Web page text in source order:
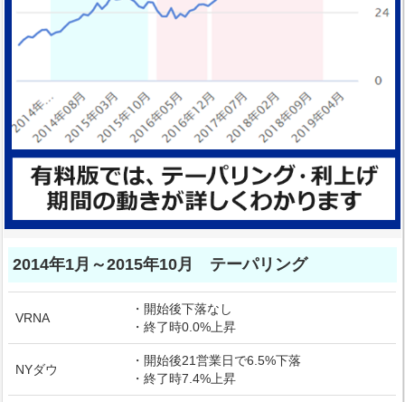
2014年1月～2015年10月 テーパリング
VRNA
・開始後下落なし
・終了時0.0%上昇
NYダウ
・開始後21営業日で6.5%下落
・終了時7.4%上昇